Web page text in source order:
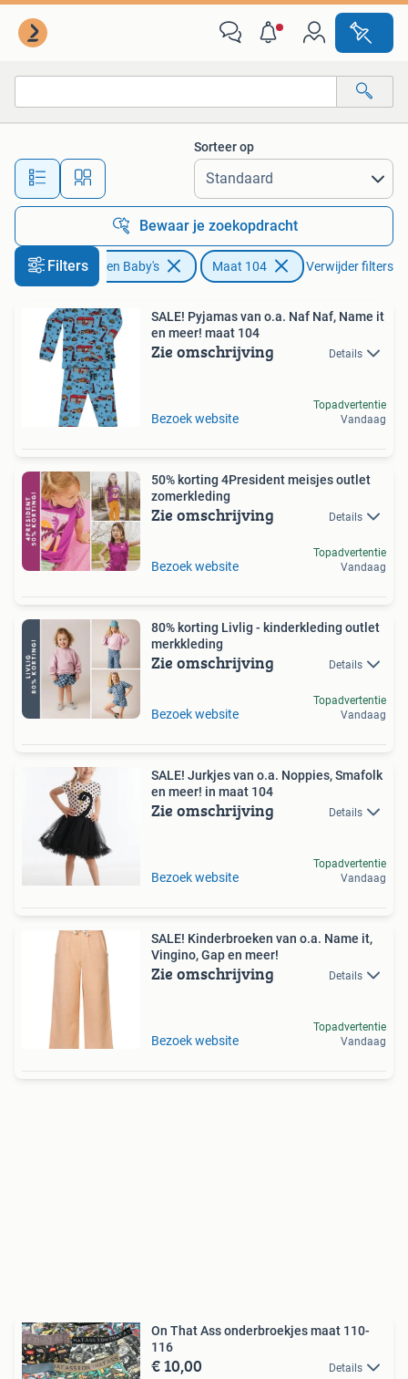
Alle afstanden…
Sorteer op
Bewaar je zoekopdracht
Filters
Kinderen en Baby's Maat 104 Verwijder filters
SALE! Pyjamas van o.a. Naf Naf, Name it
en meer! maat 104
Zie omschrijving Details
Bezoek website
Topadvertentie
Vandaag
50% korting 4President meisjes outlet
zomerkleding
Zie omschrijving Details
Bezoek website
Topadvertentie
Vandaag
80% korting Livlig - kinderkleding outlet
merkkleding
Zie omschrijving Details
Bezoek website
Topadvertentie
Vandaag
SALE! Jurkjes van o.a. Noppies, Smafolk
en meer! in maat 104
Zie omschrijving Details
Bezoek website
Topadvertentie
Vandaag
SALE! Kinderbroeken van o.a. Name it,
Vingino, Gap en meer!
Zie omschrijving Details
Bezoek website
Topadvertentie
Vandaag
On That Ass onderbroekjes maat 110-
116
€ 10,00 Details